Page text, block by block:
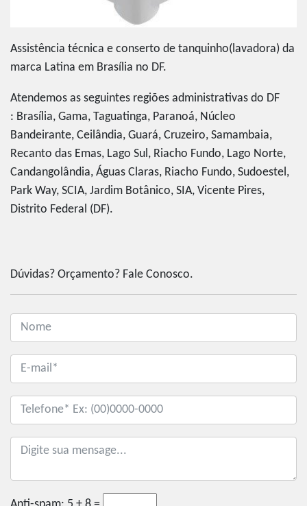
Assistência técnica e conserto de tanquinho(lavadora) da
marca Latina em Brasília no DF.
Atendemos as seguintes regiões administrativas do DF
: Brasília, Gama, Taguatinga, Paranoá, Núcleo
Bandeirante, Ceilândia, Guará, Cruzeiro, Samambaia,
Recanto das Emas, Lago Sul, Riacho Fundo, Lago Norte,
Candangolândia, Águas Claras, Riacho Fundo, Sudoestel,
Park Way, SCIA, Jardim Botânico, SIA, Vicente Pires,
Distrito Federal (DF).
Dúvidas? Orçamento? Fale Conosco.